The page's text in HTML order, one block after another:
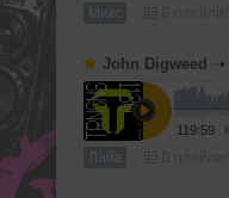
Микс
John Digweed ➝
119:59
Лайв